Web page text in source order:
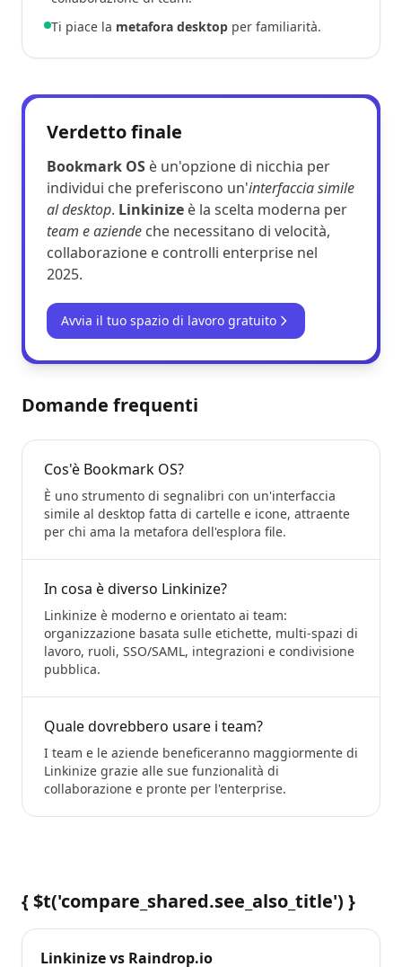
Ti piace la metafora desktop per familiarità.
Verdetto finale
Bookmark OS è un'opzione di nicchia per
individui che preferiscono un'interfaccia simile
al desktop. Linkinize è la scelta moderna per
team e aziende che necessitano di velocità,
collaborazione e controlli enterprise nel
2025.
Avvia il tuo spazio di lavoro gratuito
Domande frequenti
Cos'è Bookmark OS?
È uno strumento di segnalibri con un'interfaccia
simile al desktop fatta di cartelle e icone, attraente
per chi ama la metafora dell'esplora file.
In cosa è diverso Linkinize?
Linkinize è moderno e orientato ai team:
organizzazione basata sulle etichette, multi-spazi di
lavoro, ruoli, SSO/SAML, integrazioni e condivisione
pubblica.
Quale dovrebbero usare i team?
I team e le aziende beneficeranno maggiormente di
Linkinize grazie alle sue funzionalità di
collaborazione e pronte per l'enterprise.
{ $t('compare_shared.see_also_title') }
Linkinize vs Raindrop.io